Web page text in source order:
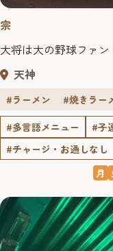
宗
大将は大の野球ファン
天神
#ラーメン #焼きラー
#多言語メニュー
#子
#チャージ・お通しなし
月